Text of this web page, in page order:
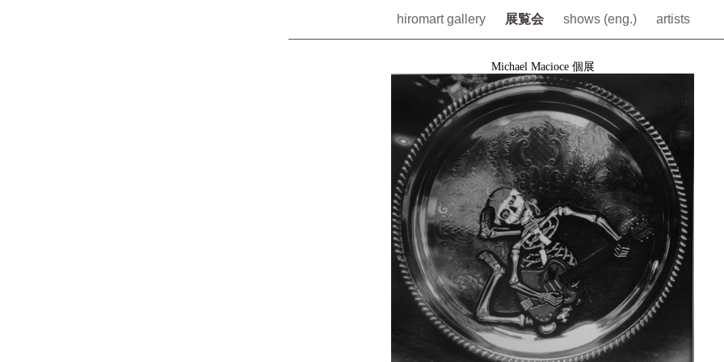
hiromart gallery 展覧会 shows (eng.) artists
Michael Macioce 個展